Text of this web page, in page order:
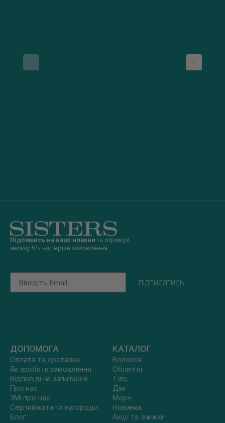
Підпишись на наші новини та отримуй
знижку 5% на перше замовлення
Email
підписатись
ДОПОМОГА
Оплата та доставка
Як зробити замовлення
Відповіді на запитання
Про нас
ЗМІ про нас
Сертифікати та нагороди
Блог
КАТАЛОГ
Волосся
Обличчя
Тіло
Дім
Мерч
Новинки
Акції та знижки